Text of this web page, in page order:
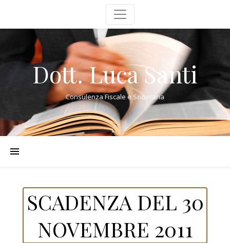
Dott. Luca Santi
Consulenza Fiscale e Societaria
SCADENZA DEL 30
NOVEMBRE 2011